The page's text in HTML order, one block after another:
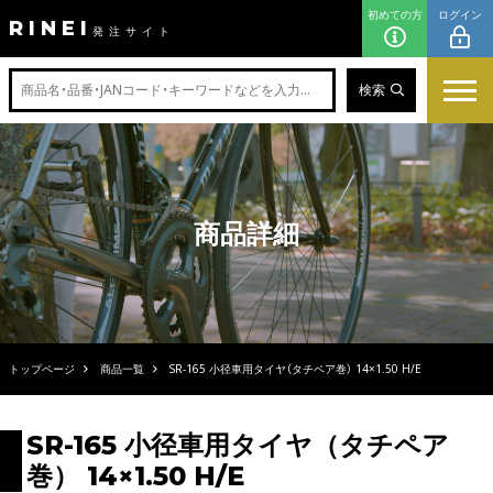
RINEI 発注サイト
初めての方 ログイン
検索
商品詳細
トップページ 商品一覧 SR-165 小径車用タイヤ（タチペア巻） 14×1.50 H/E
SR-165 小径車用タイヤ（タチペア
巻） 14×1.50 H/E